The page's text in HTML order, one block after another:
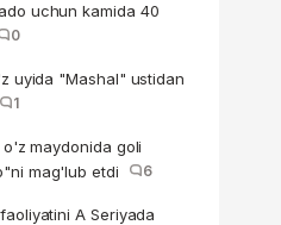
uchun kamida 40
0
uyida "Mashal" ustidan
1
maydonida goli
mag'lub etdi
6
A Seriyada